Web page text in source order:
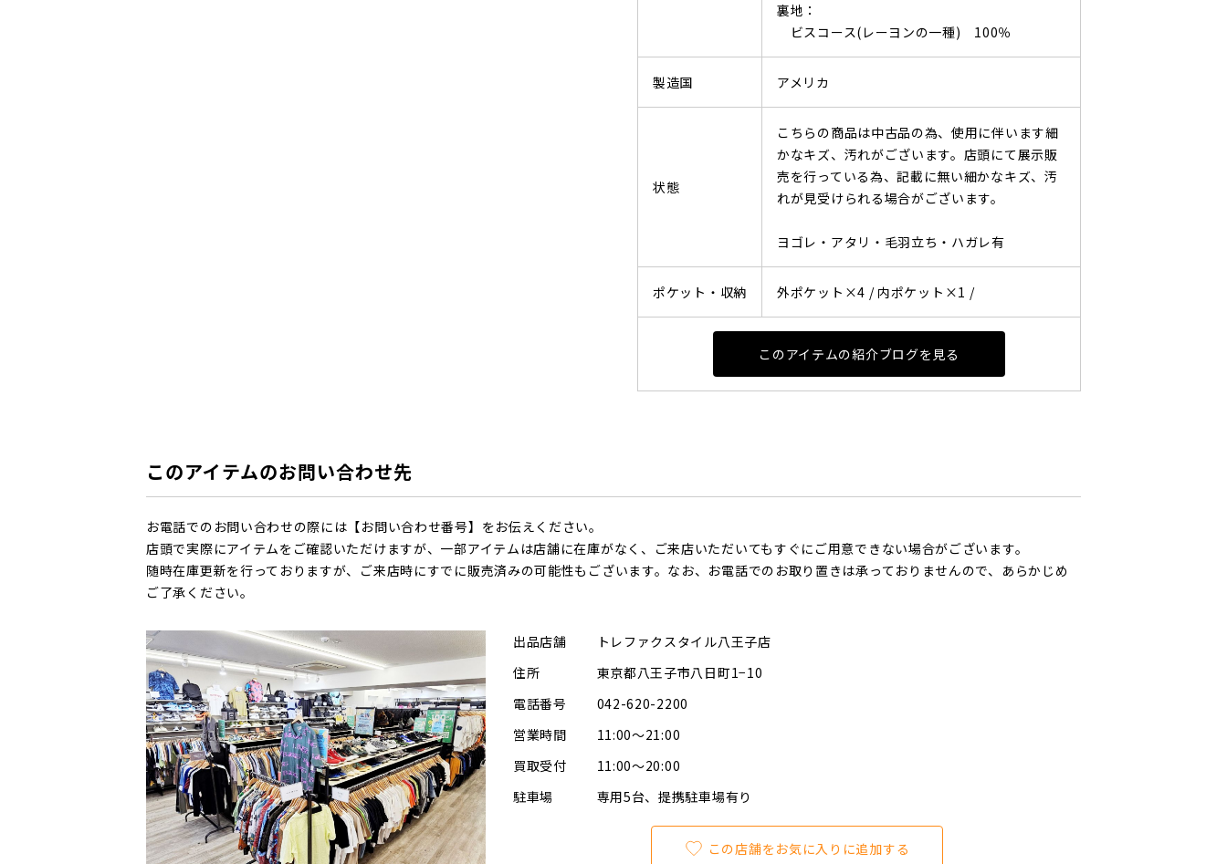
裏地：
ビスコース(レーヨンの一種) 100％
製造国 アメリカ
状態
こちらの商品は中古品の為、使用に伴います細
かなキズ、汚れがございます。店頭にて展示販
売を行っている為、記載に無い細かなキズ、汚
れが見受けられる場合がございます。
ヨゴレ・アタリ・毛羽立ち・ハガレ有
ポケット・収納 外ポケット×4 / 内ポケット×1 /
このアイテムの紹介ブログを見る
このアイテムのお問い合わせ先
お電話でのお問い合わせの際には【お問い合わせ番号】をお伝えください。
店頭で実際にアイテムをご確認いただけますが、一部アイテムは店舗に在庫がなく、ご来店いただいてもすぐにご用意できない場合がございます。
随時在庫更新を行っておりますが、ご来店時にすでに販売済みの可能性もございます。なお、お電話でのお取り置きは承っておりませんので、あらかじめ
ご了承ください。
出品店舗
トレファクスタイル八王子店
住所
東京都八王子市八日町1−10
電話番号
042-620-2200
営業時間
11:00～21:00
買取受付
11:00～20:00
駐車場
専用5台、提携駐車場有り
この店舗をお気に入りに追加する